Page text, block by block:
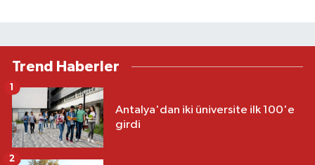
Trend Haberler
Antalya'dan iki üniversite ilk 100'e
girdi
1
2